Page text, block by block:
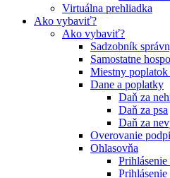
Virtuálna prehliadka
Ako vybaviť?
Ako vybaviť?
Sadzobník
Samostatne
Miestny
Dane a poplatky
Daň za
Daň za psa
Daň za
Overovanie
Ohlasovňa